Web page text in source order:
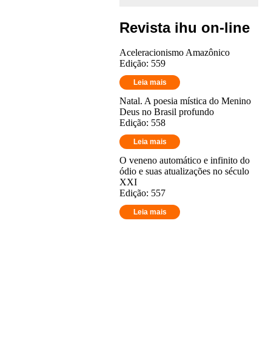
Revista ihu on-line
Aceleracionismo Amazônico
Edição: 559
Leia mais
Natal. A poesia mística do Menino
Deus no Brasil profundo
Edição: 558
Leia mais
O veneno automático e infinito do
ódio e suas atualizações no século
XXI
Edição: 557
Leia mais